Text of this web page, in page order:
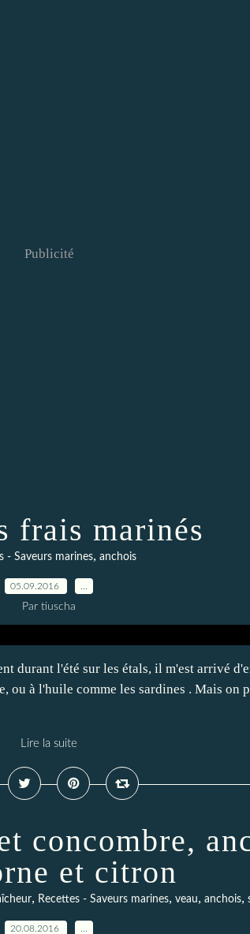
Publicité
frais marinés
- Saveurs marines, anchois
05.09.2016
Par tiuscha
durant l'été sur les étals, il m'est arrivé
ou à l'huile comme les sardines . Mais on
Lire la suite
concombre,
et citron
, Recettes - Saveurs marines, veau, anchois,
20.08.2016